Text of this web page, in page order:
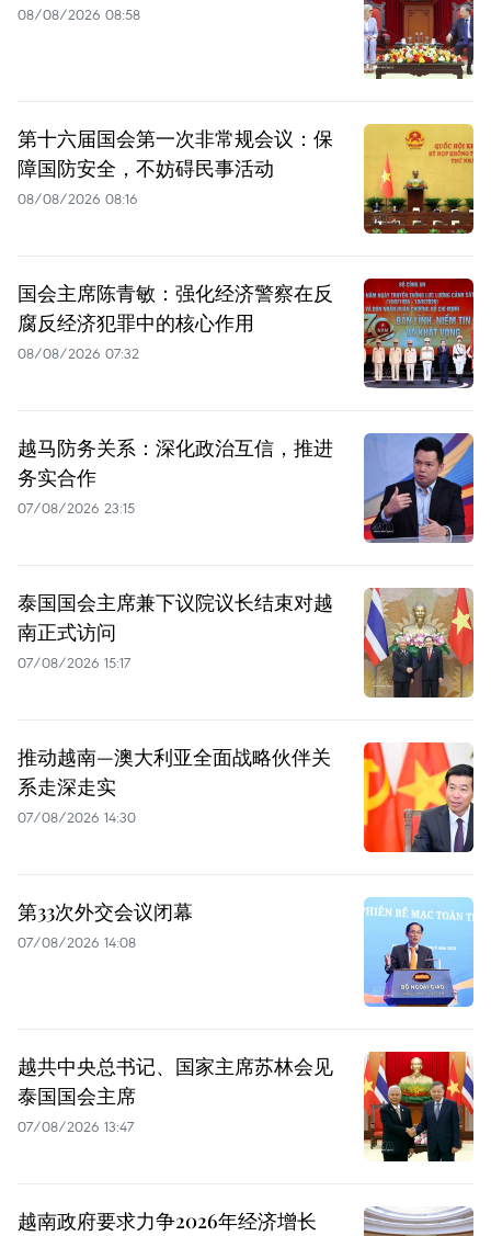
08/08/2026 08:58
第十六届国会第一次非常规会议：保
障国防安全，不妨碍民事活动
08/08/2026 08:16
国会主席陈青敏：强化经济警察在反
腐反经济犯罪中的核心作用
08/08/2026 07:32
越马防务关系：深化政治互信，推进
务实合作
07/08/2026 23:15
泰国国会主席兼下议院议长结束对越
南正式访问
07/08/2026 15:17
推动越南—澳大利亚全面战略伙伴关
系走深走实
07/08/2026 14:30
第33次外交会议闭幕
07/08/2026 14:08
越共中央总书记、国家主席苏林会见
泰国国会主席
07/08/2026 13:47
越南政府要求力争2026年经济增长